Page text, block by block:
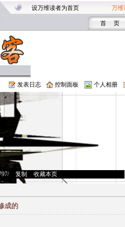
设万维读者为首页 万维
首 页
发表日志 控制面板 个人相册
> 复制 收藏本页
成的